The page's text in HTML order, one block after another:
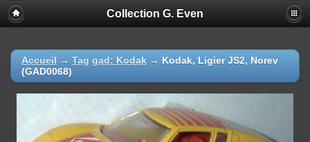
Collection G. Even
Accueil → Tag gad: Kodak → Kodak, Ligier JS2, Norev
(GAD0068)